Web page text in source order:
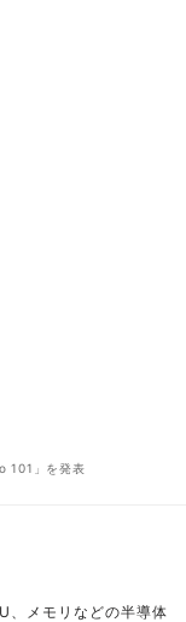
101」を発表
、メモリなどの半導体